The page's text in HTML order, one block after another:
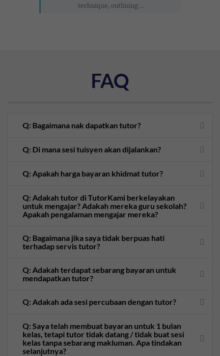
technique, outlining ...
FAQ
Q: Bagaimana nak dapatkan tutor?
Q: Di mana sesi tuisyen akan dijalankan?
Q: Apakah harga bayaran khidmat tutor?
Q: Adakah tutor di TutorKami berkelayakan
untuk mengajar? Adakah mereka guru sekolah?
Apakah pengalaman mengajar mereka?
Q: Bagaimana jika saya tidak berpuas hati
terhadap servis tutor?
Q: Adakah terdapat sebarang bayaran untuk
mendapatkan tutor?
Q: Adakah ada sesi percubaan dengan tutor?
Q: Saya telah membuat bayaran untuk 1 bulan
kelas, tetapi tutor tidak datang / tidak buat sesi
kelas tanpa sebarang makluman. Apa tindakan
selanjutnya?